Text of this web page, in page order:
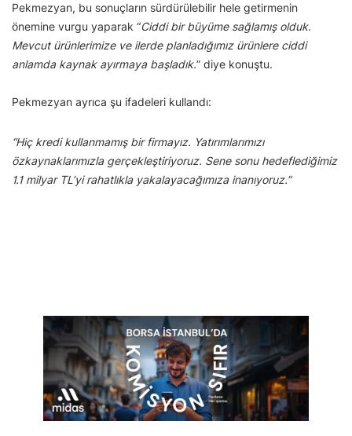
Pekmezyan, bu sonuçların sürdürülebilir hele getirmenin
önemine vurgu yaparak “Ciddi bir büyüme sağlamış olduk.
Mevcut ürünlerimize ve ilerde planladığımız ürünlere ciddi
anlamda kaynak ayırmaya başladık.” diye konuştu.
Pekmezyan ayrıca şu ifadeleri kullandı:
“Hiç kredi kullanmamış bir firmayız. Yatırımlarımızı
özkaynaklarımızla gerçekleştiriyoruz. Sene sonu hedeflediğimiz
1.1 milyar TL’yi rahatlıkla yakalayacağımıza inanıyoruz.”